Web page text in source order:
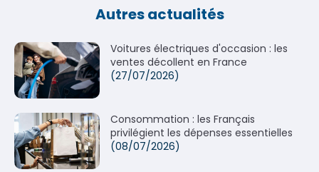
Autres actualités
Voitures électriques d'occasion : les
ventes décollent en France
(27/07/2026)
Consommation : les Français
privilégient les dépenses essentielles
(08/07/2026)